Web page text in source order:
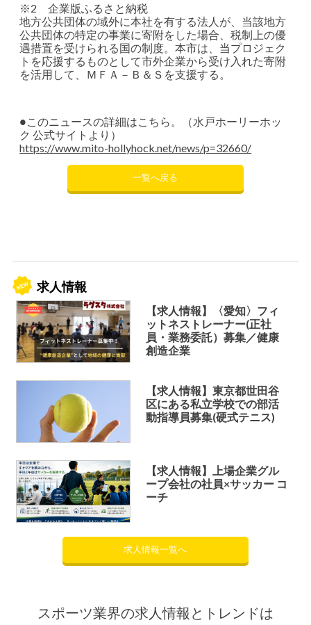
※2 企業版ふるさと納税
地方公共団体の域外に本社を有する法人が、当該地方
公共団体の特定の事業に寄附をした場合、税制上の優
遇措置を受けられる国の制度。本市は、当プロジェク
トを応援するものとして市外企業から受け入れた寄附
を活用して、ＭＦＡ－Ｂ＆Ｓを支援する。
●このニュースの詳細はこちら。（水戸ホーリーホッ
ク 公式サイトより）
https://www.mito-hollyhock.net/news/p=32660/
一覧へ戻る
求人情報
【求人情報】〈愛知〉フィ
ットネストレーナー(正社
員・業務委託）募集／健康
創造企業
【求人情報】東京都世田谷
区にある私立学校での部活
動指導員募集(硬式テニス)
【求人情報】上場企業グル
ープ会社の社員×サッカー コ
ーチ
求人情報一覧へ
スポーツ業界の求人情報とトレンドは